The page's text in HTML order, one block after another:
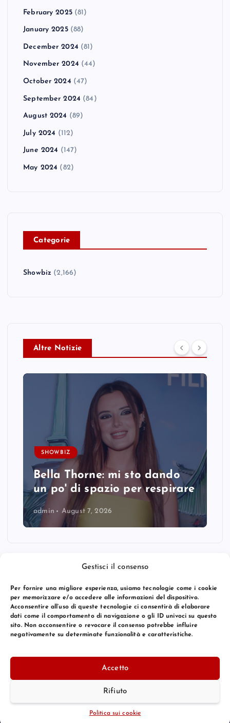
Gestisci il consenso
Per fornire una migliore esperienza, usiamo tecnologie come i cookie
per memorizzare e/o accedere alle informazioni del dispositivo.
Acconsentire all’uso di queste tecnologie ci consentirà di elaborare
dati come il comportamento di navigazione o gli ID univoci su questo
sito. Non acconsentire o revocare il consenso potrebbe influire
negativamente su determinate funzionalità e caratteristiche.
Accetto
Rifiuto
Politica sui cookie
February 2025(81)
January 2025(88)
December 2024 (81)
November 2024 (44)
October 2024 (47)
September 2024 (84)
August 2024 (89)
July 2024 (112)
June 2024 (147)
May 2024 (82)
Categorie
Showbiz (2,166)
Altre Notizie
SHOWBIZ
Bella Thorne: mi sto dando
un po' di spazio per respirare
admin August 7, 2026